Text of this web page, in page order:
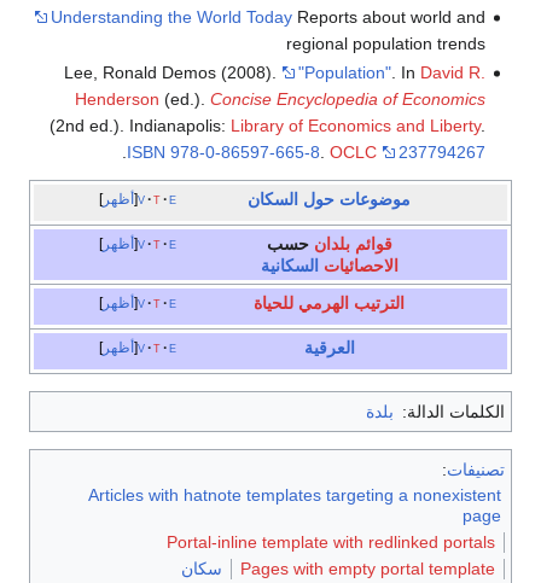
Understanding the World TodayReports about world and
regional population trends
Lee, Ronald Demos (2008).
"Population". In David R.
Henderson (ed.). Concise Encyclopedia of Economics
(2nd ed.). Indianapolis: Library of Economics and Liberty.
ISBN 978-0-86597-665-8 OCLC 237794267
أظهر v t e موضوعات حول السكان
أظهر v t e قوائم بلدان حسب
الاحصائيات السكانية
أظهر v t e الترتيب الهرمي للحياة
أظهر v t e العرقية
الكلمات الدالة: بلدة
تصنيفات:
Articles with hatnote templates targeting a nonexistent
page
Portal-inline template with redlinked portals
Pages with empty portal template
سكان